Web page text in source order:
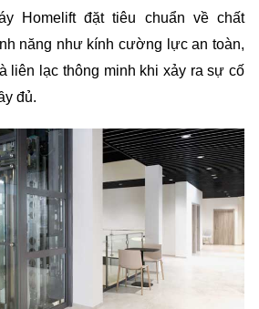
Homelift đặt tiêu chuẩn về chất
năng như kính cường lực an toàn,
liên lạc thông minh khi xảy ra sự cố
đủ.